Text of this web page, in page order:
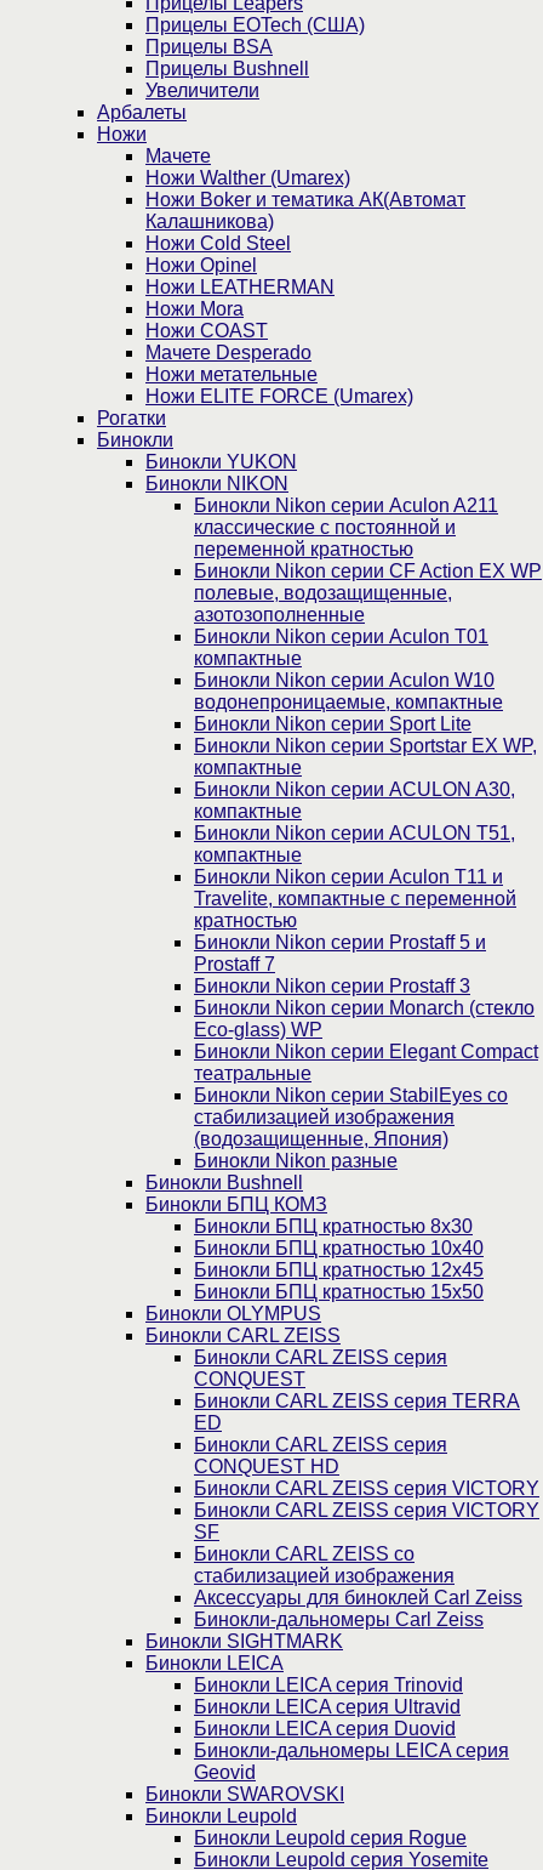
Прицелы EOTech (США)
Прицелы BSA
Прицелы Bushnell
Увеличители
Арбалеты
Ножи
Мачете
Ножи Walther (Umarex)
Ножи Boker и тематика АК(Автомат
Калашникова)
Ножи Cold Steel
Ножи Opinel
Ножи LEATHERMAN
Ножи Mora
Ножи COAST
Мачете Desperado
Ножи метательные
Ножи ELITE FORCE (Umarex)
Рогатки
Бинокли
Бинокли YUKON
Бинокли NIKON
Бинокли Nikon серии Aculon A211
классические с постоянной и
переменной кратностью
Бинокли Nikon серии СF Action EX WP
полевые, водозащищенные,
азотозополненные
Бинокли Nikon серии Aculon T01
компактные
Бинокли Nikon серии Aculon W10
водонепроницаемые, компактные
Бинокли Nikon серии Sport Lite
Бинокли Nikon серии Sportstar EX WP,
компактные
Бинокли Nikon серии ACULON A30,
компактные
Бинокли Nikon серии ACULON Т51,
компактные
Бинокли Nikon серии Aculon T11 и
Travelite, компактные с переменной
кратностью
Бинокли Nikon серии Prostaff 5 и
Prostaff 7
Бинокли Nikon серии Prostaff 3
Бинокли Nikon серии Monarch (стекло
Eco-glass) WP
Бинокли Nikon серии Elegant Compact
театральные
Бинокли Nikon серии StabilEyes со
стабилизацией изображения
(водозащищенные, Япония)
Бинокли Nikon разные
Бинокли Bushnell
Бинокли БПЦ КОМЗ
Бинокли БПЦ кратностью 8х30
Бинокли БПЦ кратностью 10х40
Бинокли БПЦ кратностью 12х45
Бинокли БПЦ кратностью 15х50
Бинокли OLYMPUS
Бинокли CARL ZEISS
Бинокли CARL ZEISS серия
CONQUEST
Бинокли CARL ZEISS серия TERRA
ED
Бинокли CARL ZEISS серия
CONQUEST HD
Бинокли CARL ZEISS серия VICTORY
Бинокли CARL ZEISS серия VICTORY
SF
Бинокли CARL ZEISS со
стабилизацией изображения
Аксессуары для биноклей Carl Zeiss
Бинокли-дальномеры Carl Zeiss
Бинокли SIGHTMARK
Бинокли LEICA
Бинокли LEICA серия Trinovid
Бинокли LEICA серия Ultravid
Бинокли LEICA серия Duovid
Бинокли-дальномеры LEICA серия
Geovid
Бинокли SWAROVSKI
Бинокли Leupold
Бинокли Leupold серия Rogue
Бинокли Leupold серия Yosemite